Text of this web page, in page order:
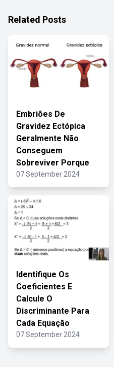
Related Posts
Embriões De
Gravidez Ectópica
Geralmente Não
Conseguem
Sobreviver Porque
07 September 2024
Identifique Os
Coeficientes E
Calcule O
Discriminante Para
Cada Equação
07 September 2024